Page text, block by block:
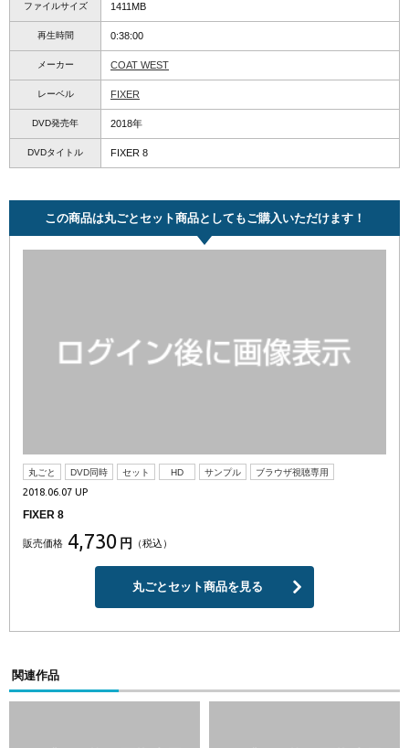
ファイルサイズ 1411MB
再生時間 0:38:00
メーカー COAT WEST
レーベル FIXER
DVD発売年 2018年
DVDタイトル FIXER 8
この商品は丸ごとセット商品としてもご購入いただけます！
丸ごと DVD同時 セット HD サンプル ブラウザ視聴専用
2018.06.07 UP
FIXER 8
販売価格 4,730 円 （税込）
丸ごとセット商品を見る
関連作品